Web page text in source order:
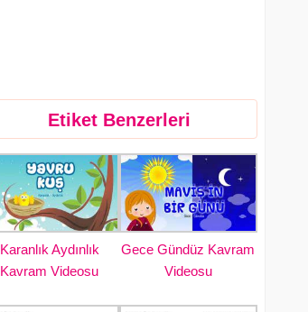
Etiket Benzerleri
Karanlık Aydınlık
Kavram Videosu
Gece Gündüz Kavram
Videosu